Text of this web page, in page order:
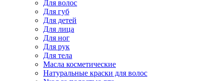
Для волос
Для губ
Для детей
Для лица
Для ног
Для рук
Для тела
Масла косметические
Натуральные краски для волос